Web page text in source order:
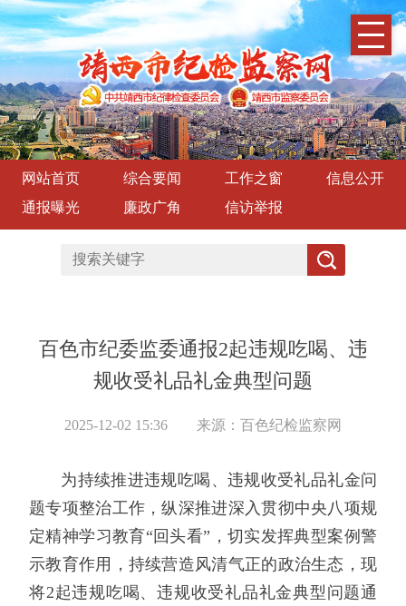
网站首页 综合要闻 工作之窗
信息公开
通报曝光
廉政广角 信访举报
百色市纪委监委通报2起违规吃喝、违
规收受礼品礼金典型问题
2025-12-02 15:36 来源：百色纪检监察网
为持续推进违规吃喝、违规收受礼品礼金问
题专项整治工作，纵深推进深入贯彻中央八项规
定精神学习教育“回头看”，切实发挥典型案例警
示教育作用，持续营造风清气正的政治生态，现
将2起违规吃喝、违规收受礼品礼金典型问题通